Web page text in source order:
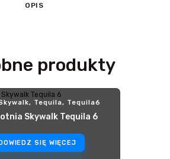
OPIS
produkty
, Tequila, Tequila6
Skywalk Tequila 6
SIĘ WIĘCEJ